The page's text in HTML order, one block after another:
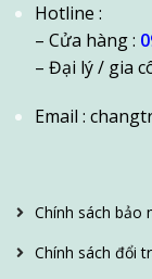
Hotline :
– Cửa hàng :
– Đại lý / gia
Email :
Chính sách bảo
Chính sách đổi